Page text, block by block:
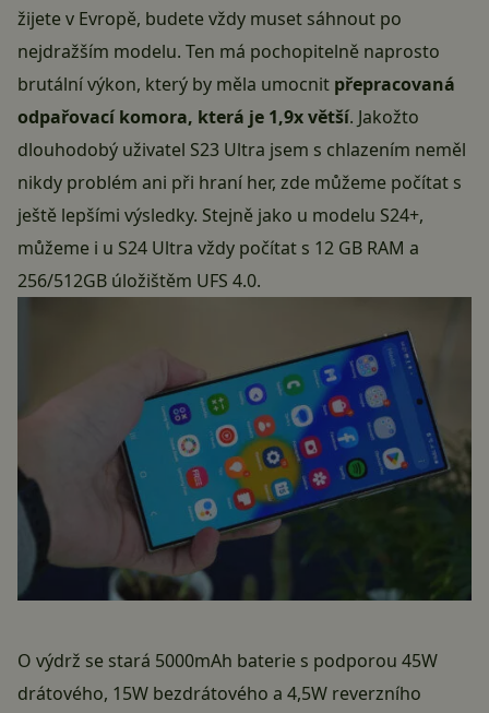
žijete v Evropě, budete vždy muset sáhnout po
nejdražším modelu. Ten má pochopitelně naprosto
brutální výkon, který by měla umocnit přepracovaná
odpařovací komora, která je 1,9x větší. Jakožto
dlouhodobý uživatel S23 Ultra jsem s chlazením neměl
nikdy problém ani při hraní her, zde můžeme počítat s
ještě lepšími výsledky. Stejně jako u modelu S24+,
můžeme i u S24 Ultra vždy počítat s 12 GB RAM a
256/512GB úložištěm UFS 4.0.
O výdrž se stará 5000mAh baterie s podporou 45W
drátového, 15W bezdrátového a 4,5W reverzního